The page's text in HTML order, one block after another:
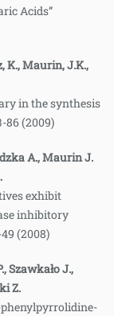
Acids”
K., Maurin, J.K.,
in the synthesis
86 (2009)
A., Maurin J.
exhibit
inhibitory
(2008)
Szawkało J.,
Z.